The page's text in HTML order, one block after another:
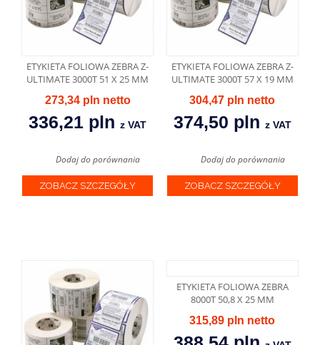
ETYKIETA FOLIOWA ZEBRA Z-
ULTIMATE 3000T 51 X 25 MM
273,34 pln
336,21 plnz VAT
Dodaj do porównania
ZOBACZ SZCZEGÓŁY
ETYKIETA FOLIOWA ZEBRA Z-
ULTIMATE 3000T 57 X 19 MM
304,47 pln
374,50 pln z VAT
Dodaj do porównania
ZOBACZ SZCZEGÓŁY
ETYKIETA FOLIOWA ZEBRA
8000T 50,8 X 25 MM
315,89 pln